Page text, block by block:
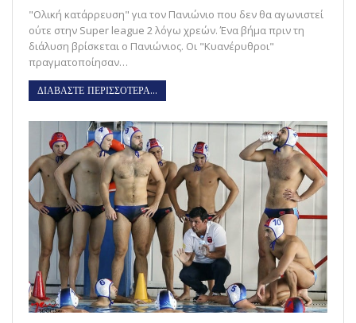
"Ολική κατάρρευση" για τον Πανιώνιο που δεν θα αγωνιστεί
ούτε στην Super league 2 λόγω χρεών. Ένα βήμα πριν τη
διάλυση βρίσκεται ο Πανιώνιος. Οι "Κυανέρυθροι"
πραγματοποίησαν…
ΔΙΑΒΑΣΤΕ ΠΕΡΙΣΣΟΤΕΡΑ...